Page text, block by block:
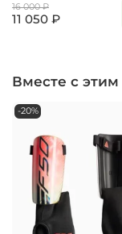
16 000 ₽
11 050 ₽
Вместе с
-20%